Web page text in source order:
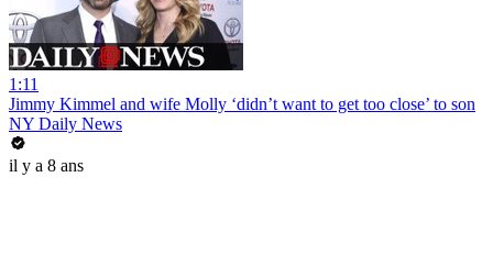
1:11
Jimmy Kimmel and wife Molly ‘didn’t want to get too close’ to son
NY Daily News
il y a 8 ans